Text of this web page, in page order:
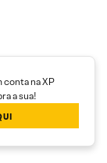
conta na XP
a sua!